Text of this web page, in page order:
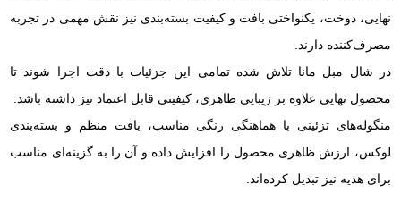
نهایی، دوخت، یکنواختی بافت و کیفیت بسته‌بندی نیز نقش مهمی در تجربه
مصرف‌کننده دارند.
در شال مبل مانا تلاش شده تمامی این جزئیات با دقت اجرا شوند تا
محصول نهایی علاوه بر زیبایی ظاهری، کیفیتی قابل اعتماد نیز داشته باشد.
منگوله‌های تزئینی با هماهنگی رنگی مناسب، بافت منظم و بسته‌بندی
لوکس، ارزش ظاهری محصول را افزایش داده و آن را به گزینه‌ای مناسب
برای هدیه نیز تبدیل کرده‌اند.